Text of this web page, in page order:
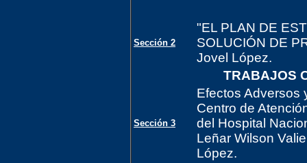
Sección 2
"EL PLAN DE
SOLUCIÓN DE
Jovel López.
TRABAJOS
Sección 3
Efectos Adversos
Centro de
del Hospital
Leñar Wilson
López.